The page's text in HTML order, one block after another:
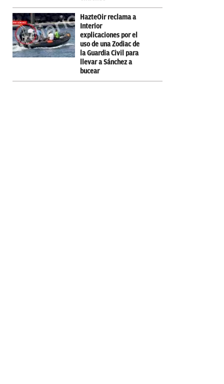
HazteOir reclama a
Interior
explicaciones por el
uso de una Zodiac de
la Guardia Civil para
llevar a Sánchez a
bucear